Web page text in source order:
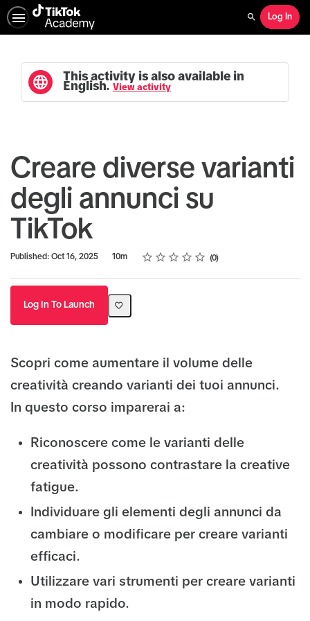
Search
Log In
This activity is also available in
English. View activity
Creare diverse varianti
degli annunci su
TikTok
Published: Oct 16, 2025
Duration 10m Rating
1 star
2 stars
3 stars
4 stars
5 stars
Average rating: 0 0
No reviews
Log In To Launch
Scopri come aumentare il volume delle
creatività creando varianti dei tuoi annunci.
In questo corso imparerai a:
Riconoscere come le varianti delle
creatività possono contrastare la creative
fatigue.
Individuare gli elementi degli annunci da
cambiare o modificare per creare varianti
efficaci.
Utilizzare vari strumenti per creare varianti
in modo rapido.